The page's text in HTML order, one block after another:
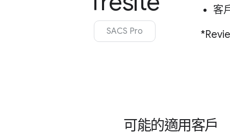
SACS Pro
客
可能的適用客戶